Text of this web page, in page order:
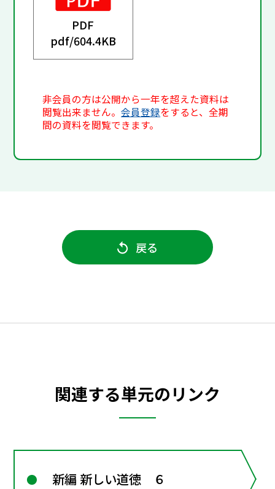
PDF
pdf/604.4KB
非会員の方は公開から一年を超えた資料は
閲覧出来ません。会員登録をすると、全期
間の資料を閲覧できます。
戻る
関連する単元のリンク
新編 新しい道徳 ６